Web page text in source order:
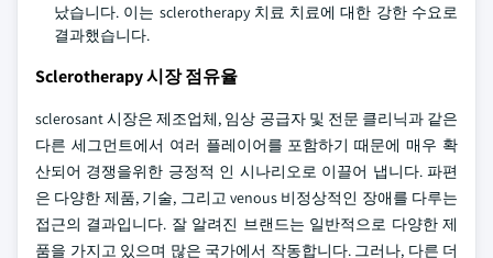
났습니다. 이는 sclerotherapy 치료 치료에 대한 강한 수요로
결과했습니다.
Sclerotherapy 시장 점유율
sclerosant 시장은 제조업체, 임상 공급자 및 전문 클리닉과 같은
다른 세그먼트에서 여러 플레이어를 포함하기 때문에 매우 확
산되어 경쟁을위한 긍정적 인 시나리오로 이끌어 냅니다. 파편
은 다양한 제품, 기술, 그리고 venous 비정상적인 장애를 다루는
접근의 결과입니다. 잘 알려진 브랜드는 일반적으로 다양한 제
품을 가지고 있으며 많은 국가에서 작동합니다. 그러나, 다른 더